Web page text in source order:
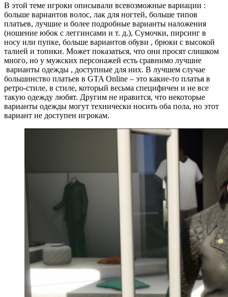
В этой теме игроки описывали всевозможные вариации :
больше вариантов волос, лак для ногтей, больше типов
платьев, лучшие и более подробные варианты наложения
(ношение юбок с леггинсами и т. д.), Сумочки, пирсинг в
носу или пупке, больше вариантов обуви , брюки с высокой
талией и топики. Может показаться, что они просят слишком
много, но у мужских персонажей есть сравнимо лучшие
варианты одежды , доступные для них. В лучшем случае
большинство платьев в GTA Оnline – это какие-то платья в
ретро-стиле, в стиле, который весьма специфичен и не все
такую одежду любят. Другим не нравится, что некоторые
варианты одежды могут технически носить оба пола, но этот
вариант не доступен игрокам.